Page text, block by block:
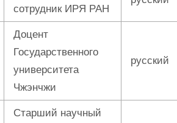
сотрудник ИРЯ РАН
Доцент
Государственного
университета
Чжэнчжи
русский
Старший научный